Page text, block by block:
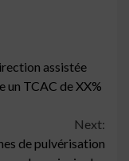
assistée
TCAC de XX%
Next:
de pulvérisation